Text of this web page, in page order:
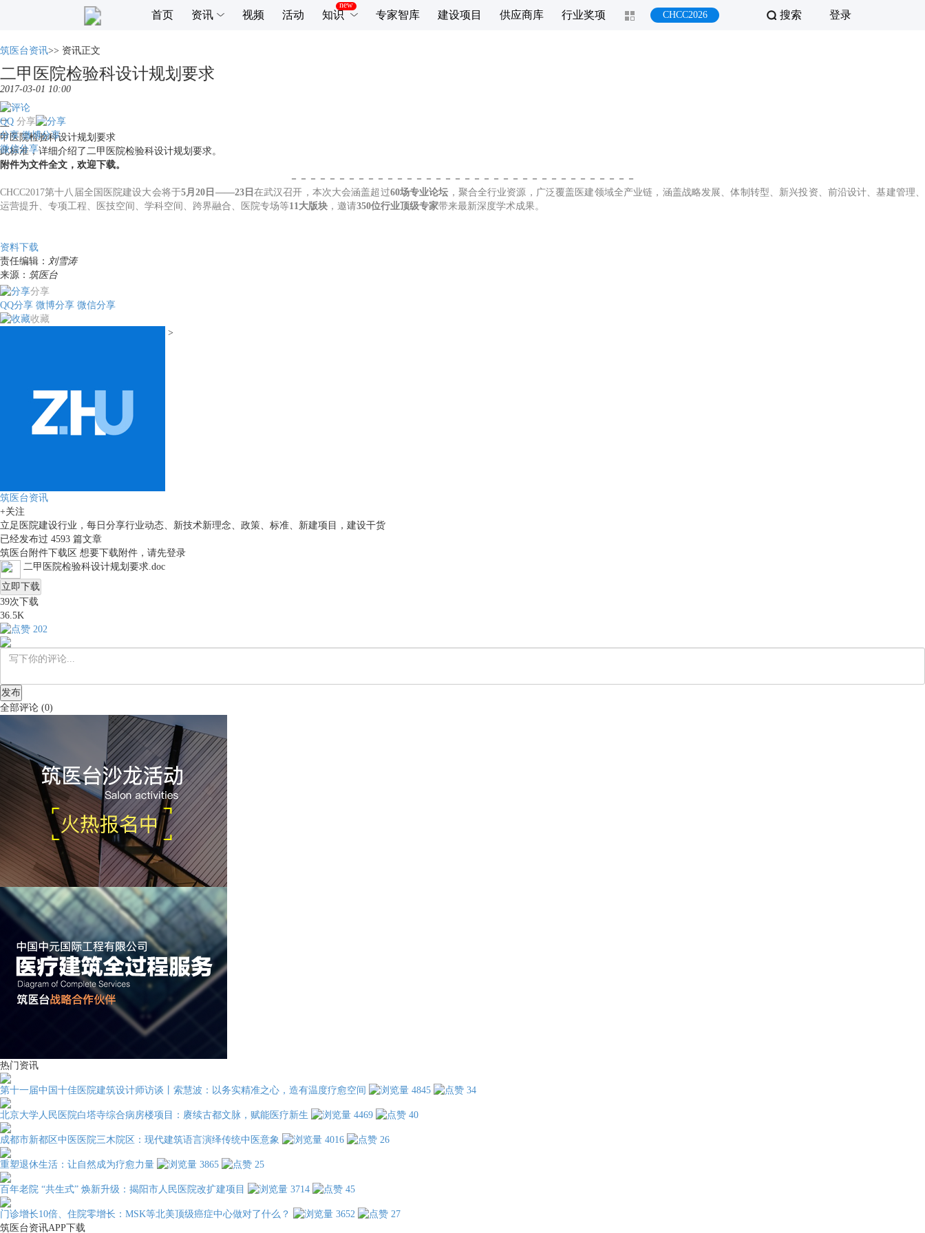
登录
搜索
首页 资讯 视频 活动 知识 专家智库 建设项目 供应商库 行业奖项 CHCC2026
筑医台资讯>> 资讯正文
二甲医院检验科设计规划要求
2017-03-01 10:00
分享
QQ
分享 微博分享
微信分享
二
甲医院检验科设计规划要求
此标准，详细介绍了二甲医院检验科设计规划要求。
附件为文件全文，欢迎下载。
－－－－－－－－－－－－－－－－－－－－－－－－－－－－－－－－－－－－
CHCC2017第十八届全国医院建设大会将于5月20日——23日 在武汉召开，本次大会涵盖超过60场专业论坛 ，聚合全行业资源，广泛覆盖医建领域全产业链，涵盖战略发展、体制转型、新兴投资、前沿设计、基建管理、
运营提升、专项工程、医技空间、学科空间、跨界融合、医院专场等11大版块 ，邀请350位行业顶级专家带来最新深度学术成果。
资料下载
责任编辑： 刘雪涛
来源： 筑医台
分享
QQ分享 微博分享 微信分享
收藏
>
筑医台资讯
+关注
立足医院建设行业，每日分享行业动态、新技术新理念、政策、标准、新建项目，建设干货
已经发布过 4593 篇文章
筑医台附件下载区 想要下载附件，请先登录
二甲医院检验科设计规划要求.doc
立即下载
39次下载
36.5K
202
发布
全部评论 (0)
热门资讯
第十一届中国十佳医院建筑设计师访谈丨索慧波：以务实精准之心，造有温度疗愈空间 4845 34
北京大学人民医院白塔寺综合病房楼项目：赓续古都文脉，赋能医疗新生 4469 40
成都市新都区中医医院三木院区：现代建筑语言演绎传统中医意象 4016 26
重塑退休生活：让自然成为疗愈力量 3865 25
百年老院 “共生式” 焕新升级：揭阳市人民医院改扩建项目 3714 45
门诊增长10倍、住院零增长：MSK等北美顶级癌症中心做对了什么？ 3652
27
筑医台资讯APP下载